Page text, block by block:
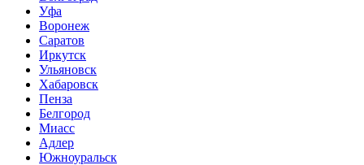
Уфа
Воронеж
Саратов
Иркутск
Ульяновск
Хабаровск
Пенза
Белгород
Миасс
Адлер
Южноуральск